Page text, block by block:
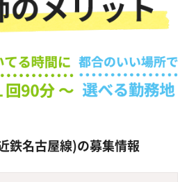
鉄名古屋線)の募集情報